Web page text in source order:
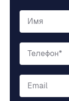
Имя
Телефон*
Email